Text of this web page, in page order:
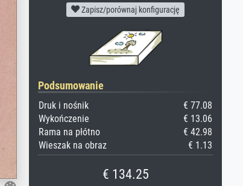
Zapisz/porównaj konfigurację
Podsumowanie
Druk i nośnik
€ 77.08
Wykończenie
€ 13.06
Rama na płótno
€ 42.98
Wieszak na obraz
€ 1.13
€ 134.25